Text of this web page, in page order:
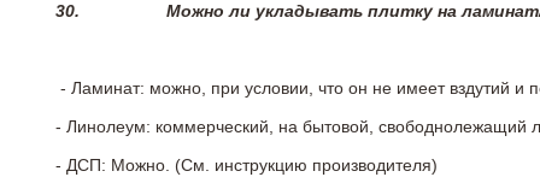
30. Можно ли укладывать плитку на
- Ламинат: можно, при условии, что он не имеет вздутий
- Линолеум: коммерческий, на бытовой, свободнолежащий
- ДСП: Можно. (См. инструкцию производителя)